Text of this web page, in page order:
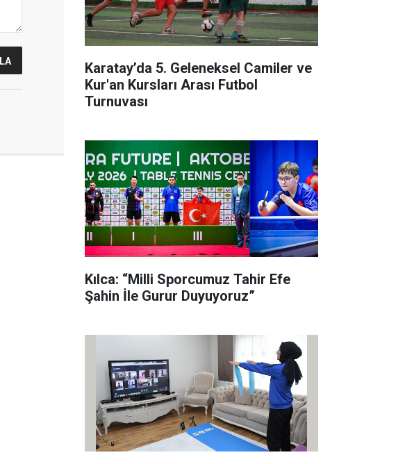
Karatay’da 5. Geleneksel Camiler ve
Kur'an Kursları Arası Futbol
Turnuvası
Kılca: “Milli Sporcumuz Tahir Efe
Şahin İle Gurur Duyuyoruz”